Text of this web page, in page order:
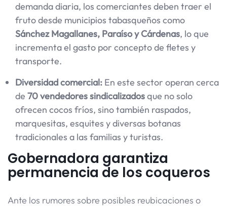
demanda diaria, los comerciantes deben traer el
fruto desde municipios tabasqueños como
Sánchez Magallanes, Paraíso y Cárdenas, lo que
incrementa el gasto por concepto de fletes y
transporte.
Diversidad comercial: En este sector operan cerca
de 70 vendedores sindicalizadosque no solo
ofrecen cocos fríos, sino también raspados,
marquesitas, esquites y diversas botanas
tradicionales a las familias y turistas.
Gobernadora garantiza
permanencia de los coqueros
Ante los rumores sobre posibles reubicaciones o